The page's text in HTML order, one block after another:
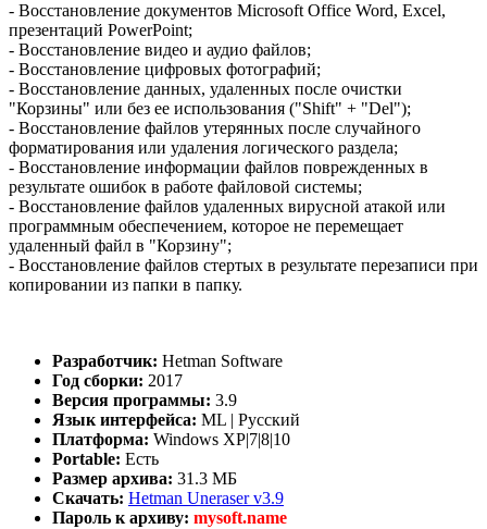
- Восстановление документов Microsoft Office Word, Excel,
презентаций PowerPoint;
- Восстановление видео и аудио файлов;
- Восстановление цифровых фотографий;
- Восстановление данных, удаленных после очистки
"Корзины" или без ее использования ("Shift" + "Del");
- Восстановление файлов утерянных после случайного
форматирования или удаления логического раздела;
- Восстановление информации файлов поврежденных в
результате ошибок в работе файловой системы;
- Восстановление файлов удаленных вирусной атакой или
программным обеспечением, которое не перемещает
удаленный файл в "Корзину";
- Восстановление файлов стертых в результате перезаписи при
копировании из папки в папку.
Разработчик: Hetman Software
Год сборки: 2017
Версия программы: 3.9
Язык интерфейса: ML | Русский
Платформа: Windows XP|7|8|10
Portable: Есть
Размер архива: 31.3 МБ
Скачать: Hetman Uneraser v3.9
Пароль к архиву: mysoft.name